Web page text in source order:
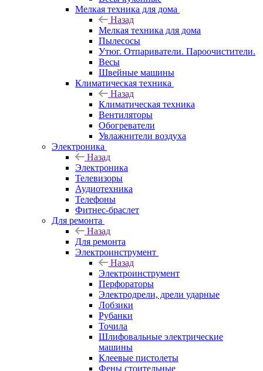
Мелкая техника для дома
Назад
Мелкая техника для дома
Пылесосы
Утюг. Отпариватели. Пароочистители.
Весы
Швейные машины
Климатическая техника
Назад
Климатическая техника
Вентиляторы
Обогреватели
Увлажнители воздуха
Электроника
Назад
Электроника
Телевизоры
Аудиотехника
Телефоны
Фитнес-браслет
Для ремонта
Назад
Для ремонта
Электроинструмент
Назад
Электроинструмент
Перфораторы
Электродрели, дрели ударные
Лобзики
Рубанки
Точила
Шлифовальные электрические
машины
Клеевые пистолеты
Фены стоительные